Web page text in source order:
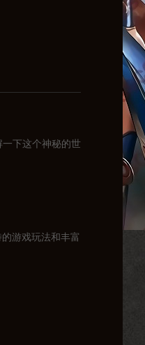
下这个神秘的世
游戏玩法和丰富